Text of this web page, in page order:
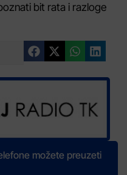
bit rata i razloge
možete preuzeti